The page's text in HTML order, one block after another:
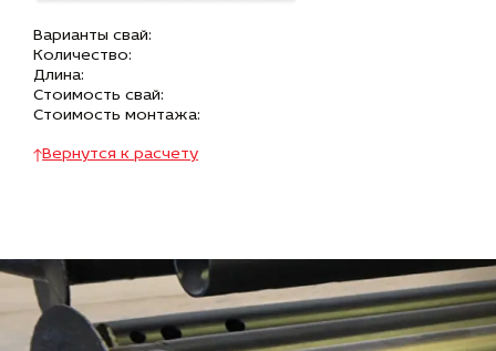
Варианты свай:
Количество:
Длина:
Стоимость свай:
Стоимость монтажа:
Вернутся к расчету